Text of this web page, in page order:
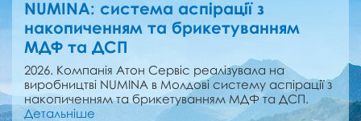
NUMINA: cистема аспірації з
накопиченням та брикетуванням
МДФ та ДСП
2026. Компанія Атон Сервіс реалізувала на
виробництві NUMINA в Молдові cистему аспірації з
накопиченням та брикетуванням МДФ та ДСП.
Детальніше